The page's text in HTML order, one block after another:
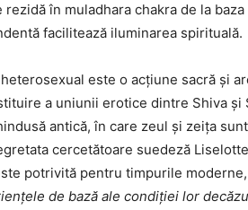
în muladhara chakra de la
facilitează iluminarea spirituală.
este o acțiune sacră și
a uniunii erotice dintre Shiva și
antică, în care zeul și zeița
cercetătoare suedeză
potrivită pentru timpurile moderne,
de bază ale condiției lor